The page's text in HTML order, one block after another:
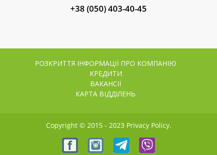
+38 (050) 403-40-45
РОЗКРИТТЯ ІНФОРМАЦІЇ ПРО КОМПАНІЮ
КРЕДИТИ
ВАКАНСІЇ
КАРТА ВІДДІЛЕНЬ
Copyright © 2015 - 2023 Privacy Policy.